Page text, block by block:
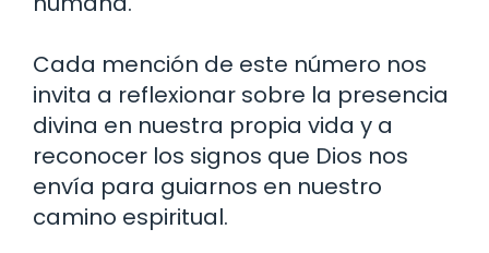
Cada mención de este número nos
invita a reflexionar sobre la presencia
divina en nuestra propia vida y a
reconocer los signos que Dios nos
envía para guiarnos en nuestro
camino espiritual.